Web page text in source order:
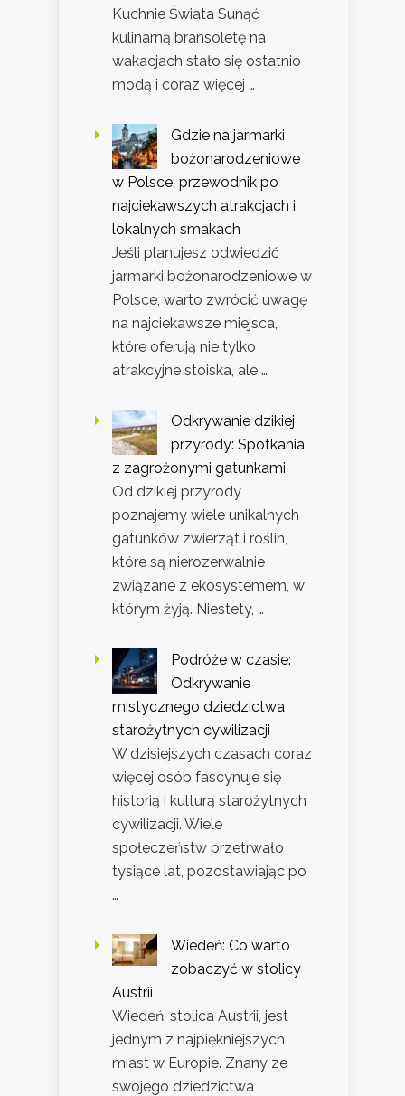
Kuchnie Świata Sunąć
kulinarną bransoletę na
wakacjach stało się ostatnio
modą i coraz więcej …
Gdzie na jarmarki
bożonarodzeniowe
w Polsce: przewodnik po
najciekawszych atrakcjach i
lokalnych smakach
Jeśli planujesz odwiedzić
jarmarki bożonarodzeniowe w
Polsce, warto zwrócić uwagę
na najciekawsze miejsca,
które oferują nie tylko
atrakcyjne stoiska, ale …
Odkrywanie dzikiej
przyrody: Spotkania
z zagrożonymi gatunkami
Od dzikiej przyrody
poznajemy wiele unikalnych
gatunków zwierząt i roślin,
które są nierozerwalnie
związane z ekosystemem, w
którym żyją. Niestety, …
Podróże w czasie:
Odkrywanie
mistycznego dziedzictwa
starożytnych cywilizacji
W dzisiejszych czasach coraz
więcej osób fascynuje się
historią i kulturą starożytnych
cywilizacji. Wiele
społeczeństw przetrwało
tysiące lat, pozostawiając po
…
Wiedeń: Co warto
zobaczyć w stolicy
Austrii
Wiedeń, stolica Austrii, jest
jednym z najpiękniejszych
miast w Europie. Znany ze
swojego dziedzictwa